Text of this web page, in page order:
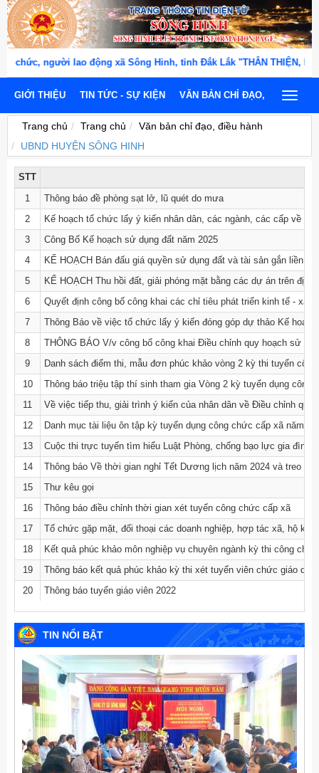
người lao động xã Sông Hinh, tỉnh Đắk Lắk "THÂN THIỆN, NGHĨA
GIỚI THIỆU TIN TỨC - SỰ KIỆN VĂN BẢN CHỈ ĐẠO, ĐIỀU HÀNH
Toggle
Trang chủ Trang chủ
Văn bản chỉ đạo, điều hành
UBND HUYỆN SÔNG HINH
STT
1
Thông báo đề phòng sạt lở, lũ quét do mưa
2
Kế hoạch tổ chức lấy ý kiến nhân dân, các ngành, các cấp về
3
Công Bố Kế hoạch sử dụng đất năm 2025
4
KẾ HOẠCH Bán đấu giá quyền sử dụng đất và tài sản gắn liền
5
KẾ HOẠCH Thu hồi đất, giải phóng mặt bằng các dự án trên địa
6
Quyết định công bố công khai các chỉ tiêu phát triển kinh tế - xã
7
Thông Báo về việc tổ chức lấy ý kiến đóng góp dự thảo Kế
8
THÔNG BÁO V/v công bố công khai Điều chỉnh quy hoạch sử
9
Danh sách điểm thi, mẫu đơn phúc khảo vòng 2 kỳ thi tuyển
10
Thông báo triệu tập thí sinh tham gia Vòng 2 kỳ tuyển dụng công
11
Về việc tiếp thu, giải trình ý kiến của nhân dân về Điều chỉnh
12
Danh mục tài liệu ôn tập kỳ tuyển dụng công chức cấp xã năm
13
Cuộc thi trực tuyến tìm hiểu Luật Phòng, chống bạo lực gia đình
14
Thông báo Về thời gian nghỉ Tết Dương lịch năm 2024 và treo cờ
15
Thư kêu gọi
16
Thông báo điều chỉnh thời gian xét tuyển công chức cấp xã
17
Tổ chức gặp mặt, đối thoại các doanh nghiệp, hợp tác xã, hộ kinh
18
Kết quả phúc khảo môn nghiệp vụ chuyên ngành kỳ thi công
19
Thông báo kết quả phúc khảo kỳ thi xét tuyển viên chức giáo dục
20
Thông báo tuyển giáo viên 2022
TIN NỔI BẬT